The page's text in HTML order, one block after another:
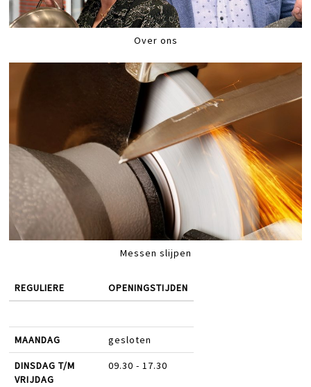
Over ons
Messen slijpen
REGULIERE OPENINGSTIJDEN
MAANDAG gesloten
DINSDAG T/M
VRIJDAG
09.30 - 17.30